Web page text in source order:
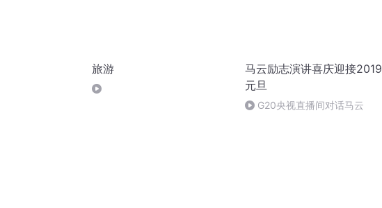
旅游
马云励志演讲喜庆迎接2019
元旦
G20央视直播间对话马云